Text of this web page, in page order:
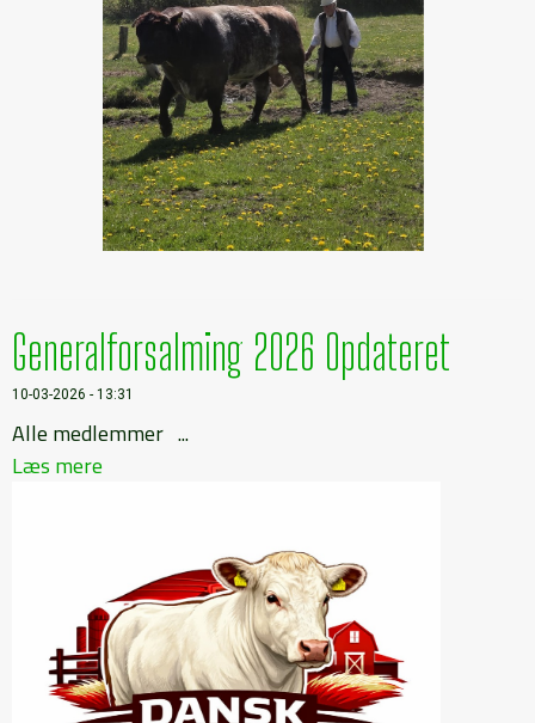
Generalforsalming 2026 Opdateret
10-03-2026 - 13:31
Alle medlemmer ...
Læs mere